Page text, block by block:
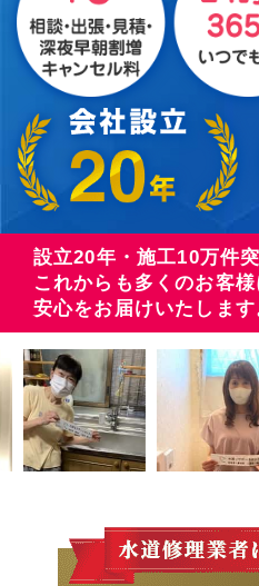
設立20年・施工10万件突
これからも多くのお客様
安心をお届けいたします